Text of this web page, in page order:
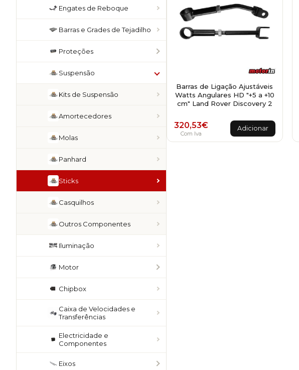
Engates de Reboque
Barras e Grades de Tejadilho
Proteções
Suspensão
Kits de Suspensão
Amortecedores
Molas
Panhard
Sticks
Casquilhos
Outros Componentes
Iluminação
Motor
Chipbox
Caixa de Velocidades e
Transferências
Electricidade e
Componentes
Eixos
Barras de Ligação Ajustáveis
Watts Angulares HD "+5 a +10
cm" Land Rover Discovery 2
320,53€
Com Iva
Adicionar